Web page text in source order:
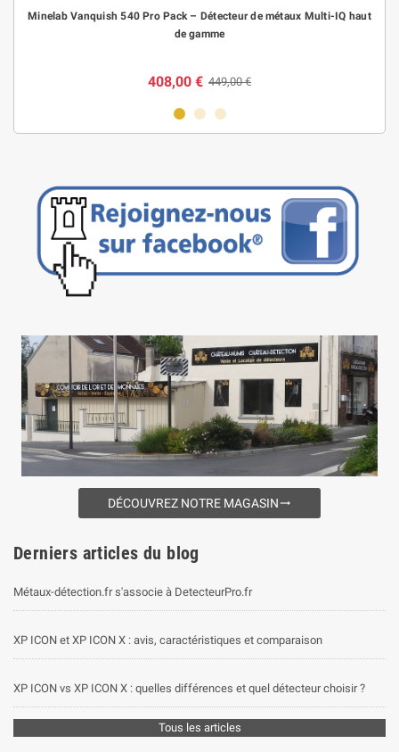
Minelab Vanquish 540 Pro Pack – Détecteur de métaux Multi-IQ haut
de gamme
408,00 € 449,00 €
DÉCOUVREZ NOTRE MAGASINtrending_flat
Derniers articles du blog
Métaux-détection.fr s'associe à DetecteurPro.fr
XP ICON et XP ICON X : avis, caractéristiques et comparaison
XP ICON vs XP ICON X : quelles différences et quel détecteur choisir ?
Tous les articles